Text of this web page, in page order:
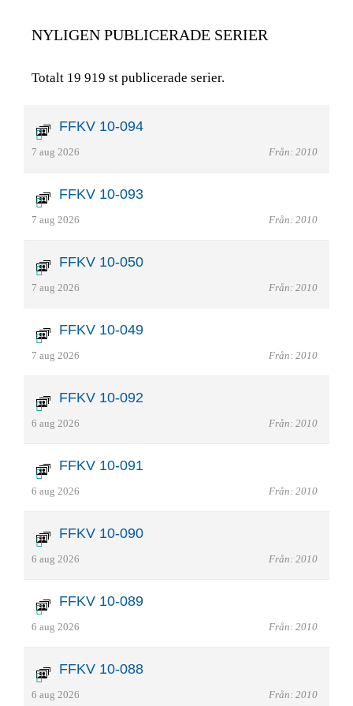
NYLIGEN PUBLICERADE SERIER
Totalt 19 919 st publicerade serier.
FFKV 10-094
7 aug 2026 Från: 2010
FFKV 10-093
7 aug 2026 Från: 2010
FFKV 10-050
7 aug 2026 Från: 2010
FFKV 10-049
7 aug 2026 Från: 2010
FFKV 10-092
6 aug 2026 Från: 2010
FFKV 10-091
6 aug 2026 Från: 2010
FFKV 10-090
6 aug 2026 Från: 2010
FFKV 10-089
6 aug 2026 Från: 2010
FFKV 10-088
6 aug 2026 Från: 2010